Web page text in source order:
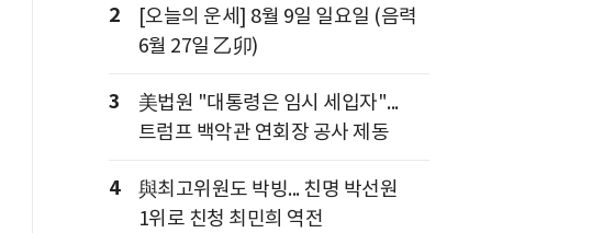
2
[오늘의 운세] 8월 9일 일요일 (음력
6월 27일 乙卯)
3
美법원 "대통령은 임시 세입자"...
트럼프 백악관 연회장 공사 제동
4
與최고위원도 박빙... 친명 박선원
1위로 친청 최민희 역전